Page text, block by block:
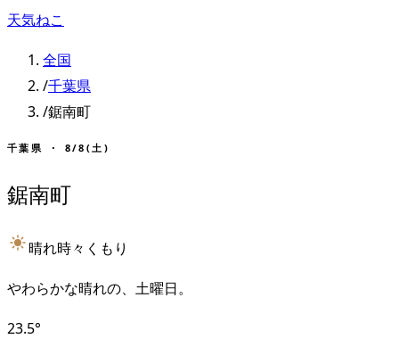
天気ねこ
全国
/千葉県
/鋸南町
千葉県 ・ 8/8(土)
鋸南町
晴れ時々くもり
やわらかな晴れの、土曜日。
23.5°